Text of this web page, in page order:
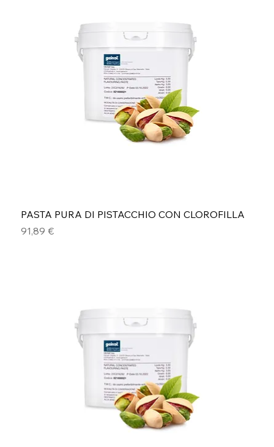
PASTA PURA DI PISTACCHIO CON CLOROFILLA
Prezzo
91,89 €